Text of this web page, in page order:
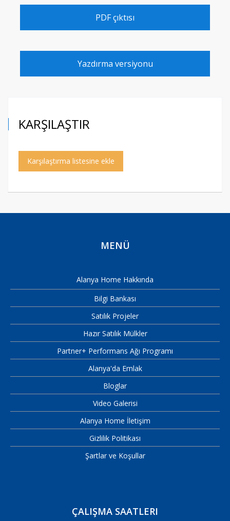
PDF çıktısı
Yazdırma versiyonu
KARŞILAŞTIR
Karşılaştırma listesine ekle
MENÜ
Alanya Home Hakkında
Bilgi Bankası
Satılık Projeler
Hazır Satılık Mülkler
Partner+ Performans Ağı Programı
Alanya'da Emlak
Bloglar
Video Galerisi
Alanya Home İletişim
Gizlilik Politikası
Şartlar ve Koşullar
ÇALIŞMA SAATLERI